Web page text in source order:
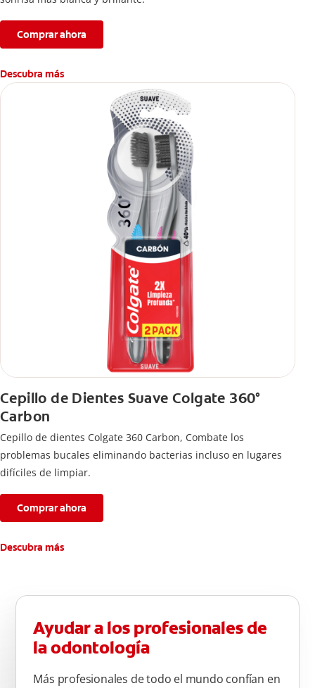
Comprar ahora
Descubra más
Cepillo de Dientes Suave Colgate 360°
Carbon
Cepillo de dientes Colgate 360 ​​Carbon, Combate los
problemas bucales eliminando bacterias incluso en lugares
difíciles de limpiar.
Comprar ahora
Descubra más
Ayudar a los profesionales de
la odontología
Más profesionales de todo el mundo confían en